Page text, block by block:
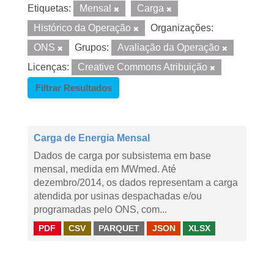
Etiquetas: Mensal
Carga
Histórico da Operação
Organizações:
ONS
Grupos:
Avaliação da Operação
Licenças:
Creative Commons Atribuição
Filtrar Resultados
Carga de Energia Mensal
Dados de carga por subsistema em base
mensal, medida em MWmed. Até
dezembro/2014, os dados representam a carga
atendida por usinas despachadas e/ou
programadas pelo ONS, com...
PDF CSV PARQUET JSON XLSX